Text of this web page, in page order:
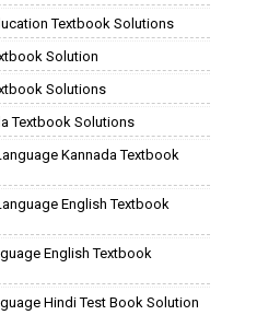
Textbook Solutions
Solution
Solutions
Textbook Solutions
Kannada Textbook
English Textbook
English Textbook
Hindi Test Book Solution